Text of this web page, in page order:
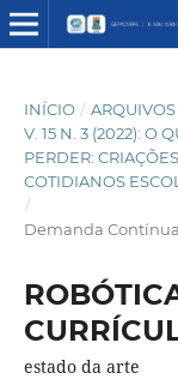
INÍCIO / ARQUIVOS
V. 15 N. 3 (2022): O
PERDER:
COTIDIANOS
/
Demanda Contínua
estado da arte